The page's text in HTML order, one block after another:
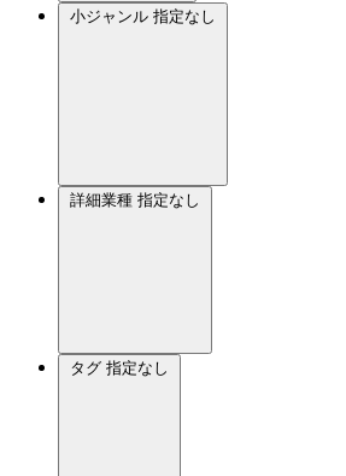
小ジャンル 指定なし
詳細業種 指定なし
タグ 指定なし